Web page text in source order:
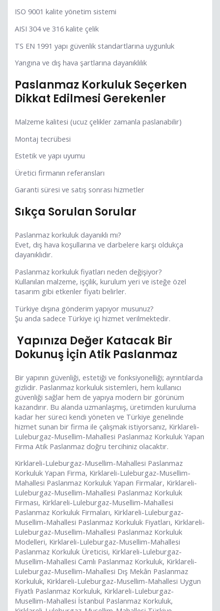
ISO 9001 kalite yönetim sistemi
AISI 304 ve 316 kalite çelik
TS EN 1991 yapı güvenlik standartlarına uygunluk
Yangına ve dış hava şartlarına dayanıklılık
Paslanmaz Korkuluk Seçerken
Dikkat Edilmesi Gerekenler
Malzeme kalitesi (ucuz çelikler zamanla paslanabilir)
Montaj tecrübesi
Estetik ve yapı uyumu
Üretici firmanın referansları
Garanti süresi ve satış sonrası hizmetler
Sıkça Sorulan Sorular
Paslanmaz korkuluk dayanıklı mı?
Evet, dış hava koşullarına ve darbelere karşı oldukça
dayanıklıdır.
Paslanmaz korkuluk fiyatları neden değişiyor?
Kullanılan malzeme, işçilik, kurulum yeri ve isteğe özel
tasarım gibi etkenler fiyatı belirler.
Türkiye dışına gönderim yapıyor musunuz?
Şu anda sadece Türkiye içi hizmet verilmektedir.
Yapınıza Değer Katacak Bir
Dokunuş İçin Atik Paslanmaz
Bir yapının güvenliği, estetiği ve fonksiyonelliği; ayrıntılarda
gizlidir. Paslanmaz korkuluk sistemleri, hem kullanıcı
güvenliği sağlar hem de yapıya modern bir görünüm
kazandırır. Bu alanda uzmanlaşmış, üretimden kuruluma
kadar her süreci kendi yöneten ve Türkiye genelinde
hizmet sunan bir firma ile çalışmak istiyorsanız, Kirklareli-
Luleburgaz-Musellim-Mahallesi Paslanmaz Korkuluk Yapan
Firma Atik Paslanmaz doğru tercihiniz olacaktır.
Kirklareli-Luleburgaz-Musellim-Mahallesi Paslanmaz
Korkuluk Yapan Firma, Kirklareli-Luleburgaz-Musellim-
Mahallesi Paslanmaz Korkuluk Yapan Firmalar, Kirklareli-
Luleburgaz-Musellim-Mahallesi Paslanmaz Korkuluk
Firması, Kirklareli-Luleburgaz-Musellim-Mahallesi
Paslanmaz Korkuluk Firmaları, Kirklareli-Luleburgaz-
Musellim-Mahallesi Paslanmaz Korkuluk Fiyatları, Kirklareli-
Luleburgaz-Musellim-Mahallesi Paslanmaz Korkuluk
Modelleri, Kirklareli-Luleburgaz-Musellim-Mahallesi
Paslanmaz Korkuluk Üreticisi, Kirklareli-Luleburgaz-
Musellim-Mahallesi Camlı Paslanmaz Korkuluk, Kirklareli-
Luleburgaz-Musellim-Mahallesi Dış Mekân Paslanmaz
Korkuluk, Kirklareli-Luleburgaz-Musellim-Mahallesi Uygun
Fiyatlı Paslanmaz Korkuluk, Kirklareli-Luleburgaz-
Musellim-Mahallesi İstanbul Paslanmaz Korkuluk,